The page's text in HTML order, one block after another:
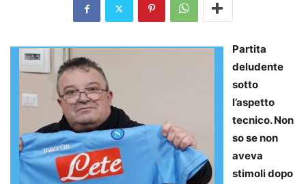
Partita
deludente
sotto
l’aspetto
tecnico. Non
so se non
aveva
stimoli dopo